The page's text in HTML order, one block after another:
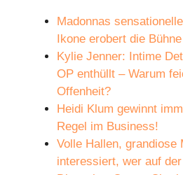
Madonnas
Ikone erobert die
Kylie Jenner: Intime
OP enthüllt – Warum
Offenheit?
Heidi Klum gewinnt
Regel im Business!
Volle Hallen, grandiose
interessiert, wer auf